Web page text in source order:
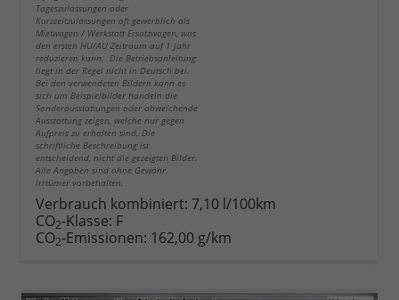
Tageszulassungen oder
Kurzzeitzulassungen oft gewerblich als
Mietwagen / Werkstatt Ersatzwagen, was
den ersten HU/AU Zeitraum auf 1 Jahr
reduzieren kann. Die Betriebsanleitung
liegt in der Regel nicht in Deutsch bei.
Bei den verwendeten Bildern kann es
sich um Beispielbilder handeln die
Sonderausstattungen oder abweichende
Ausstattung zeigen, welche nur gegen
Aufpreis zu erhalten sind. Die
schriftliche Beschreibung ist
entscheidend, nicht die gezeigten Bilder.
Alle Angaben sind ohne Gewähr.
Irrtümer vorbehalten.
Verbrauch kombiniert: 7,10 l/100km
CO2-Klasse: F
CO2-Emissionen: 162,00 g/km